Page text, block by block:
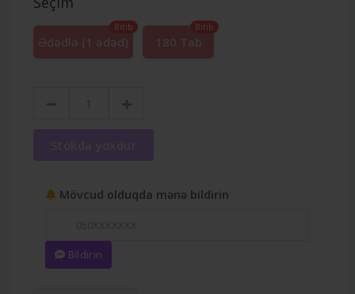
Ədədlə (1 ədəd)
Bitib
180 Tab
Bitib
Mövcud olduqda mənə bildirin
Bildirin